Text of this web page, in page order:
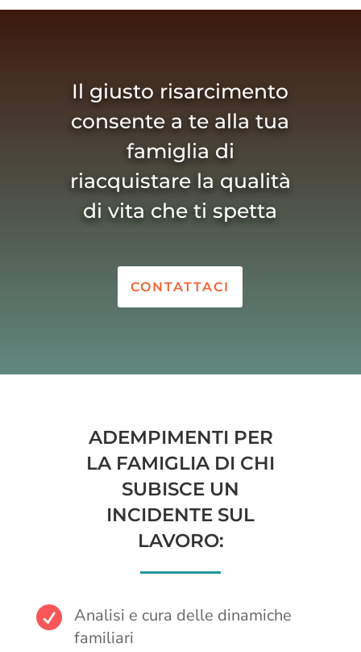
Il giusto risarcimento
consente a te alla tua
famiglia di
riacquistare la qualità
di vita che ti spetta
CONTATTACI
ADEMPIMENTI PER
LA FAMIGLIA DI CHI
SUBISCE UN
INCIDENTE SUL
LAVORO:
 Analisi e cura delle dinamiche
familiari